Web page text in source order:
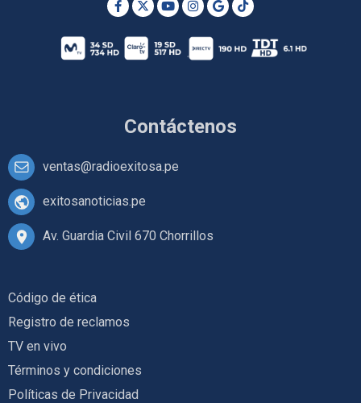
Contáctenos
ventas@radioexitosa.pe
exitosanoticias.pe
Av. Guardia Civil 670 Chorrillos
Código de ética
Registro de reclamos
TV en vivo
Términos y condiciones
Políticas de Privacidad